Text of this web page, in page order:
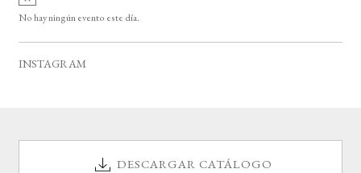
o
v
i
No hay ningún evento este día.
INSTAGRAM
DESCARGAR CATÁLOGO